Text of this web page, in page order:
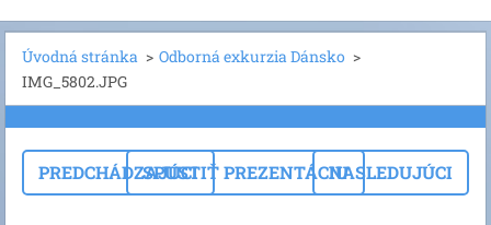
Úvodná stránka > Odborná exkurzia Dánsko >
IMG_5802.JPG
PREDCHÁDZAJÚCISPUSTIŤ PREZENTÁCIUNASLEDUJÚCI